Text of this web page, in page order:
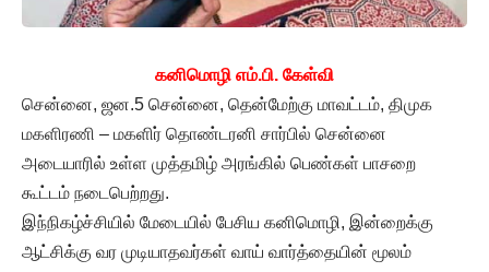
கனிமொழி எம்.பி. கேள்வி
சென்னை, ஜன.5 சென்னை, தென்மேற்கு மாவட்டம், திமுக
மகளிரணி – மகளிர் தொண்டரனி சார்பில் சென்னை
அடையாரில் உள்ள முத்தமிழ் அரங்கில் பெண்கள் பாசறை
கூட்டம் நடைபெற்றது.
இந்நிகழ்ச்சியில் மேடையில் பேசிய கனிமொழி, இன்றைக்கு
ஆட்சிக்கு வர முடியாதவர்கள் வாய் வார்த்தையின் மூலம்